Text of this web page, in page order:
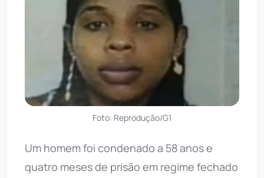
Foto: Reprodução/G1
Um homem foi condenado a 58 anos e
quatro meses de prisão em regime fechado